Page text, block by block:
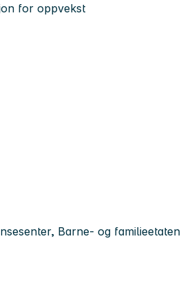
for oppvekst
Barne- og familieetaten